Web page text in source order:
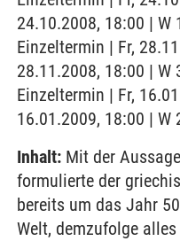
24.10.2008, 18:00 | W
Einzeltermin | Fr,
28.11.2008, 18:00 | W
Einzeltermin | Fr,
16.01.2009, 18:00 | W
Inhalt: Mit der
formulierte der
bereits um das Jahr
Welt, demzufolge